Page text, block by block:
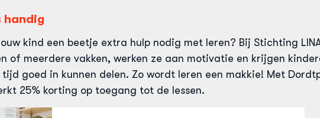
handig
kind een beetje extra hulp nodig met leren? Bij Stichting
of meerdere vakken, werken ze aan motivatie en krijgen
tijd goed in kunnen delen. Zo wordt leren een makkie! Met
25% korting op toegang tot de lessen.